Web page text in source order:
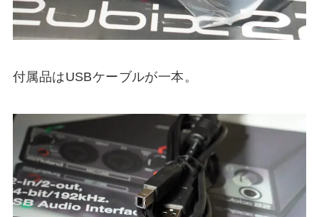
付属品はUSBケーブルが一本。